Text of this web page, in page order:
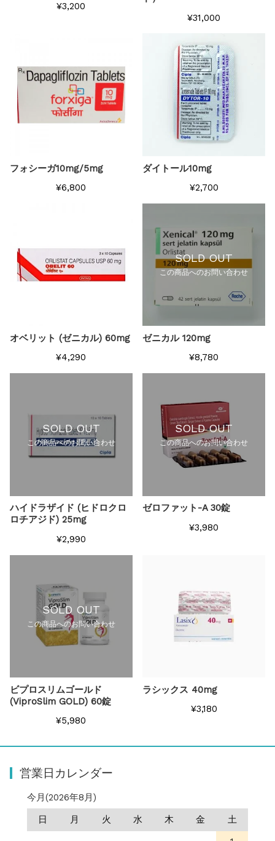
¥3,200
¥31,000
フォシーガ10mg/5mg
¥6,800
ダイトール10mg
¥2,700
オベリット (ゼニカル) 60mg
¥4,290
SOLD OUT
この商品へのお問い合わせ
ゼニカル 120mg
¥8,780
SOLD OUT
この商品へのお問い合わせ
ハイドラザイド (ヒドロクロ
ロチアジド) 25mg
¥2,990
SOLD OUT
この商品へのお問い合わせ
ゼロファット-A 30錠
¥3,980
SOLD OUT
この商品へのお問い合わせ
ビプロスリムゴールド
(ViproSlim GOLD) 60錠
¥5,980
ラシックス 40mg
¥3,180
営業日カレンダー
今月(2026年8月)
日
月 火 水 木 金
土